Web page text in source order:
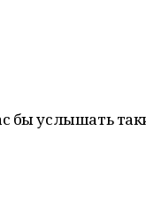
бы услышать